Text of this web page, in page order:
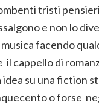
tristi
e non lo
facendo
cappello di
idea su una fiction
o forse